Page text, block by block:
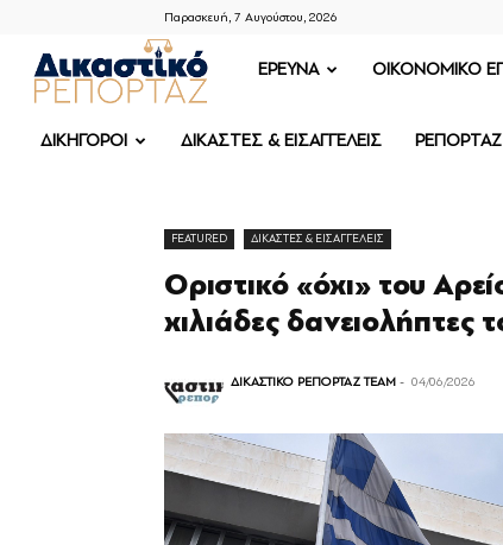
Παρασκευή, 7 Αυγούστου, 2026
ΔΙΚΑΣΤΙΚΟ
ΡΕΠΟΡΤΑΖ
ΕΡΕΥΝΑ OIKONOMIKO
ΔΙΚΗΓΟΡΟΙ ΔΙΚΑΣΤΕΣ & ΕΙΣΑΓΓΕΛΕΙΣ ΡΕΠΟΡΤΑΖ
FEATURED ΔΙΚΑΣΤΕΣ & ΕΙΣΑΓΓΕΛΕΙΣ
Οριστικό «όχι» του
χιλιάδες δανειολήπτες
ΔΙΚΑΣΤΙΚΟ ΡΕΠΟΡΤΑΖ TEAM - 04/06/2026